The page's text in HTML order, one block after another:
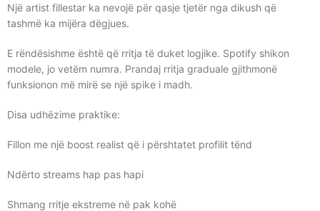
Një artist fillestar ka nevojë për qasje tjetër nga dikush që
tashmë ka mijëra dëgjues.
E rëndësishme është që rritja të duket logjike. Spotify shikon
modele, jo vetëm numra. Prandaj rritja graduale gjithmonë
funksionon më mirë se një spike i madh.
Disa udhëzime praktike:
Fillon me një boost realist që i përshtatet profilit tënd
Ndërto streams hap pas hapi
Shmang rritje ekstreme në pak kohë